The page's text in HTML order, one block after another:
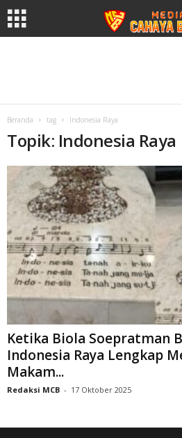
Beranda tag Indonesia Raya
Topik: Indonesia Raya
Ketika Biola Soepratman
Indonesia Raya Lengkap
Makam...
Redaksi MCB - 17 Oktober 2025